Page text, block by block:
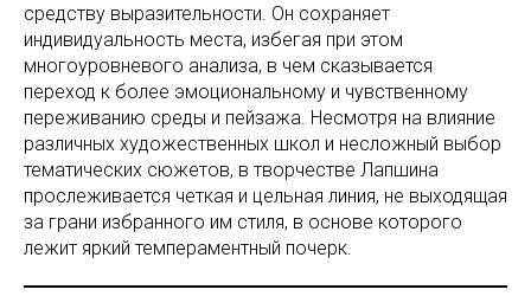
средству выразительности. Он сохраняет
индивидуальность места, избегая при этом
многоуровневого анализа, в чем сказывается
переход к более эмоциональному и чувственному
переживанию среды и пейзажа. Несмотря на влияние
различных художественных школ и несложный выбор
тематических сюжетов, в творчестве Лапшина
прослеживается четкая и цельная линия, не выходящая
за грани избранного им стиля, в основе которого
лежит яркий темпераментный почерк.